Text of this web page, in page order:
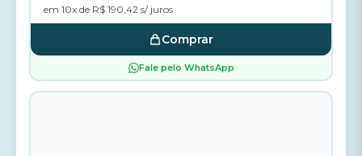
em 10x de R$ 190,42 s/ juros
Comprar
Fale pelo WhatsApp